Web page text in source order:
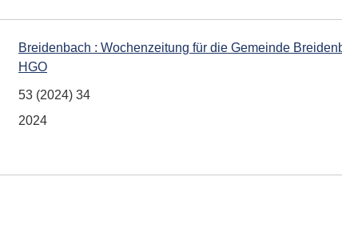
Breidenbach : Wochenzeitung für die Gemeinde
HGO
53 (2024) 34
2024